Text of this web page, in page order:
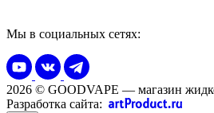
Мы в социальных сетях:
2026 © GOODVAPE — магазин
Разработка сайта: